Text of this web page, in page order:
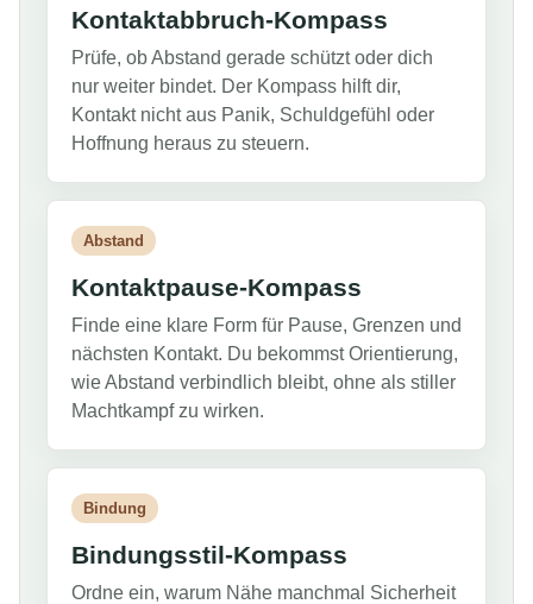
Kontaktabbruch-Kompass
Prüfe, ob Abstand gerade schützt oder dich
nur weiter bindet. Der Kompass hilft dir,
Kontakt nicht aus Panik, Schuldgefühl oder
Hoffnung heraus zu steuern.
Abstand
Kontaktpause-Kompass
Finde eine klare Form für Pause, Grenzen und
nächsten Kontakt. Du bekommst Orientierung,
wie Abstand verbindlich bleibt, ohne als stiller
Machtkampf zu wirken.
Bindung
Bindungsstil-Kompass
Ordne ein, warum Nähe manchmal Sicherheit